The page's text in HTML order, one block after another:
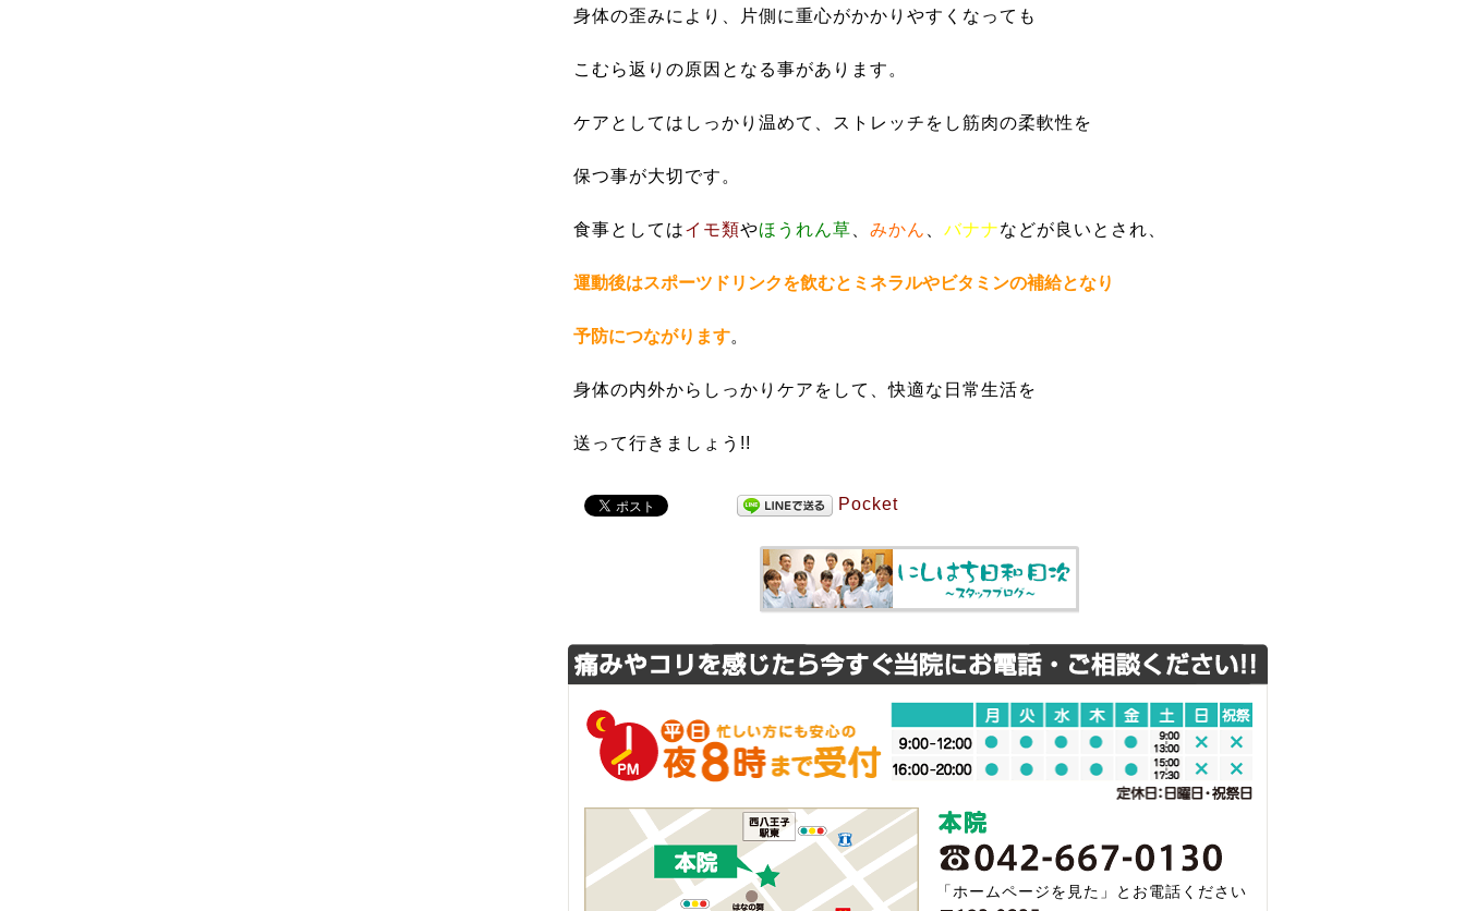
身体の歪みにより、片側に重心がかかりやすくなっても
こむら返りの原因となる事があります。
ケアとしてはしっかり温めて、ストレッチをし筋肉の柔軟性を
保つ事が大切です。
食事としてはイモ類やほうれん草 みかん バナナなどが良いとされ、
運動後はスポーツドリンクを飲むとミネラルやビタミンの補給となり
予防につながります。
身体の内外からしっかりケアをして、快適な日常生活を
送って行きましょう!!
Pocket
「ホームページを見た」とお電話ください